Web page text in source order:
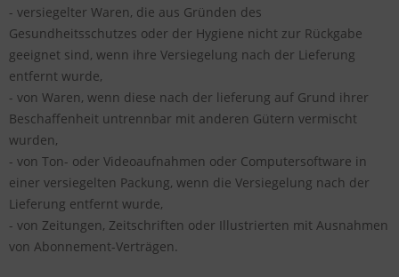
- versiegelter Waren, die aus Gründen des
Gesundheitsschutzes oder der Hygiene nicht zur Rückgabe
geeignet sind, wenn ihre Versiegelung nach der Lieferung
entfernt wurde,
- von Waren, wenn diese nach der lieferung auf Grund ihrer
Beschaffenheit untrennbar mit anderen Gütern vermischt
wurden,
- von Ton- oder Videoaufnahmen oder Computersoftware in
einer versiegelten Packung, wenn die Versiegelung nach der
Lieferung entfernt wurde,
- von Zeitungen, Zeitschriften oder Illustrierten mit Ausnahmen
von Abonnement-Verträgen.